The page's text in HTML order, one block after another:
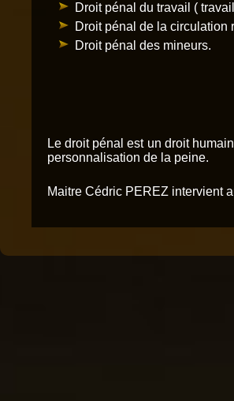
Droit pénal du travail (
Droit pénal de la circulation
Droit pénal des mineurs.
Le droit pénal est un droit
personnalisation de la peine.
Maitre Cédric PEREZ intervient